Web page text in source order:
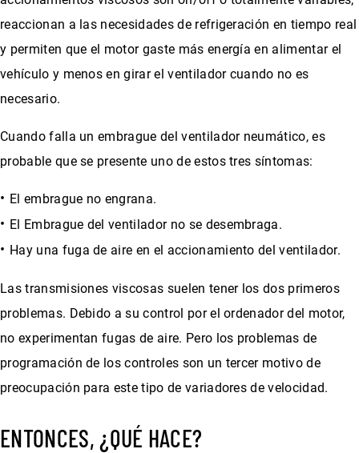
reaccionan a las necesidades de refrigeración en tiempo real
y permiten que el motor gaste más energía en alimentar el
vehículo y menos en girar el ventilador cuando no es
necesario.
Cuando falla un embrague del ventilador neumático, es
probable que se presente uno de estos tres síntomas:
El embrague no engrana.
El Embrague del ventilador no se desembraga.
Hay una fuga de aire en el accionamiento del ventilador.
Las transmisiones viscosas suelen tener los dos primeros
problemas. Debido a su control por el ordenador del motor,
no experimentan fugas de aire. Pero los problemas de
programación de los controles son un tercer motivo de
preocupación para este tipo de variadores de velocidad.
ENTONCES, ¿QUÉ HACE?